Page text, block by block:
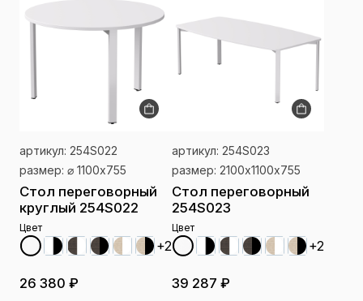
артикул: 254S022
размер: ⌀ 1100x755
Стол переговорный
круглый 254S022
Цвет
+2
26 380 ₽
артикул: 254S023
размер: 2100х1100x755
Стол переговорный
254S023
Цвет
+2
39 287 ₽